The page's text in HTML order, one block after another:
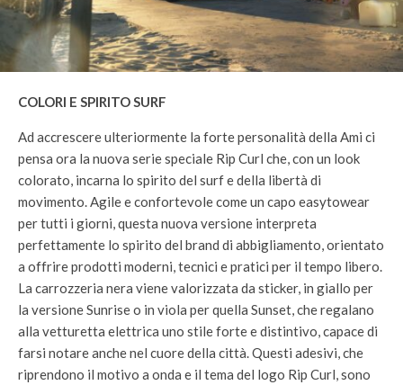
COLORI E SPIRITO SURF
Ad accrescere ulteriormente la forte personalità della Ami ci
pensa ora la nuova serie speciale Rip Curl che, con un look
colorato, incarna lo spirito del surf e della libertà di
movimento. Agile e confortevole come un capo easytowear
per tutti i giorni, questa nuova versione interpreta
perfettamente lo spirito del brand di abbigliamento, orientato
a offrire prodotti moderni, tecnici e pratici per il tempo libero.
La carrozzeria nera viene valorizzata da sticker, in giallo per
la versione Sunrise o in viola per quella Sunset, che regalano
alla vetturetta elettrica uno stile forte e distintivo, capace di
farsi notare anche nel cuore della città. Questi adesivi, che
riprendono il motivo a onda e il tema del logo Rip Curl, sono